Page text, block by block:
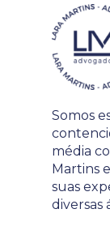
Somos
média
Martins
suas
diversas